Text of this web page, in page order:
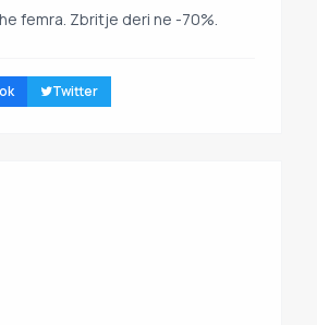
femra. Zbritje deri ne -70%.
Twitter